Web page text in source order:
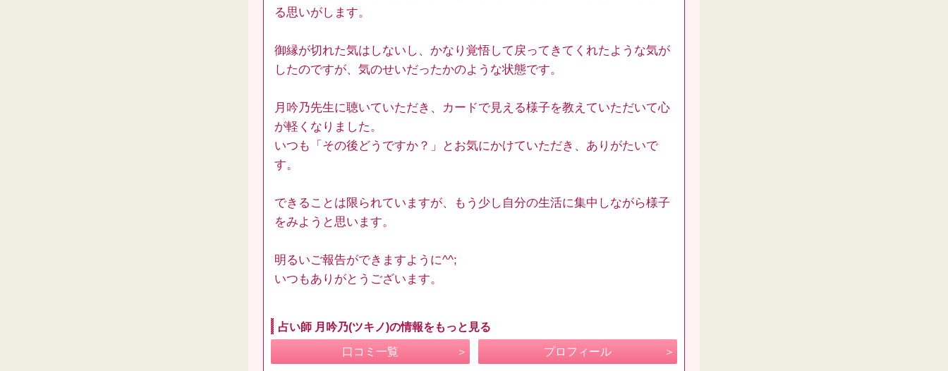
る思いがします。
御縁が切れた気はしないし、かなり覚悟して戻ってきてくれたような気が
したのですが、気のせいだったかのような状態です。
月吟乃先生に聴いていただき、カードで見える様子を教えていただいて心
が軽くなりました。
いつも「その後どうですか？」とお気にかけていただき、ありがたいで
す。
できることは限られていますが、もう少し自分の生活に集中しながら様子
をみようと思います。
明るいご報告ができますように^^;
いつもありがとうございます。
占い師 月吟乃(ツキノ)の情報をもっと見る
口コミ一覧 プロフィール